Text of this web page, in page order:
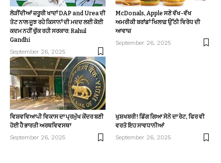
ਲੋੜੀਂਦੀਆਂ ਜ਼ਰੂਰੀ ਖਾਦਾਂ DAP and Urea ਦੀ
ਤੋਟ ਨਾਲ ਜੂਝ ਰਹੇ ਕਿਸਾਨਾਂ ਦੀ ਮਦਦ ਲਈ ਕੋਈ
ਕਦਮ ਨਹੀਂ ਚੁੱਕ ਰਹੀ ਸਰਕਾਰ: Rahul
Gandhi
September 26, 2025
McDonals, Apple ਸਣੇ ਵੱਖ-ਵੱਖ
ਅਮਰੀਕੀ ਬਰਾਂਡਾਂ ਖਿਲਾਫ਼ ਉੱਠੀ ਵਿਰੋਧ ਦੀ
ਆਵਾਜ਼
September 26, 2025
ਵਿਸ਼ਵਵਿਆਪੀ ਵਿਕਾਸ ਦਾ ਪ੍ਰਮੁੱਖ ਕੇਂਦਰ ਬਣੀ
ਹੋਈ ਹੈ ਭਾਰਤੀ ਅਰਥਵਿਵਸਥਾ
September 26, 2025
ਖੁਸ਼ਖਬਰੀ! ਡਿੱਗ ਗਿਆ ਸੋਨੇ ਦਾ ਰੇਟ, ਫਿਰ ਵੀ
ਵਰਤੋ ਇਹ ਸਾਵਧਾਨੀਆਂ
September 26, 2025